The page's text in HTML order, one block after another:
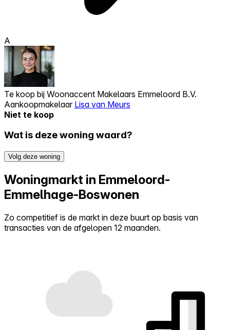
A
Te koop bij Woonaccent Makelaars Emmeloord B.V.
Aankoopmakelaar Lisa van Meurs
Niet te koop
Wat is deze woning waard?
Volg deze woning
Woningmarkt in Emmeloord-
Emmelhage-Boswonen
Zo competitief is de markt in deze buurt op basis van
transacties van de afgelopen 12 maanden.